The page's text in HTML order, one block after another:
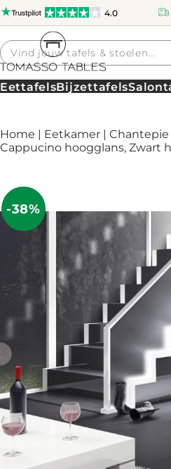
4.0
Producten
zoeken
EettafelsBijzettafels
Home | Eetkamer |
Cappucino hoogglans, Zwart
-38%